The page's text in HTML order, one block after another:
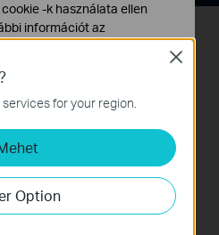
felügyelet
vagy személyzete
blokkolással
fekete vagy fehér
az Internet
for your region.
Option
Close
-k használata ellen
információt az
működéséhez szükségesek,
k
teszik számunkra, hogy
végzett tevékenységeit, hogy
működését.